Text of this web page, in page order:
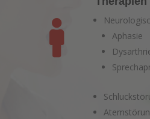

Aphasie